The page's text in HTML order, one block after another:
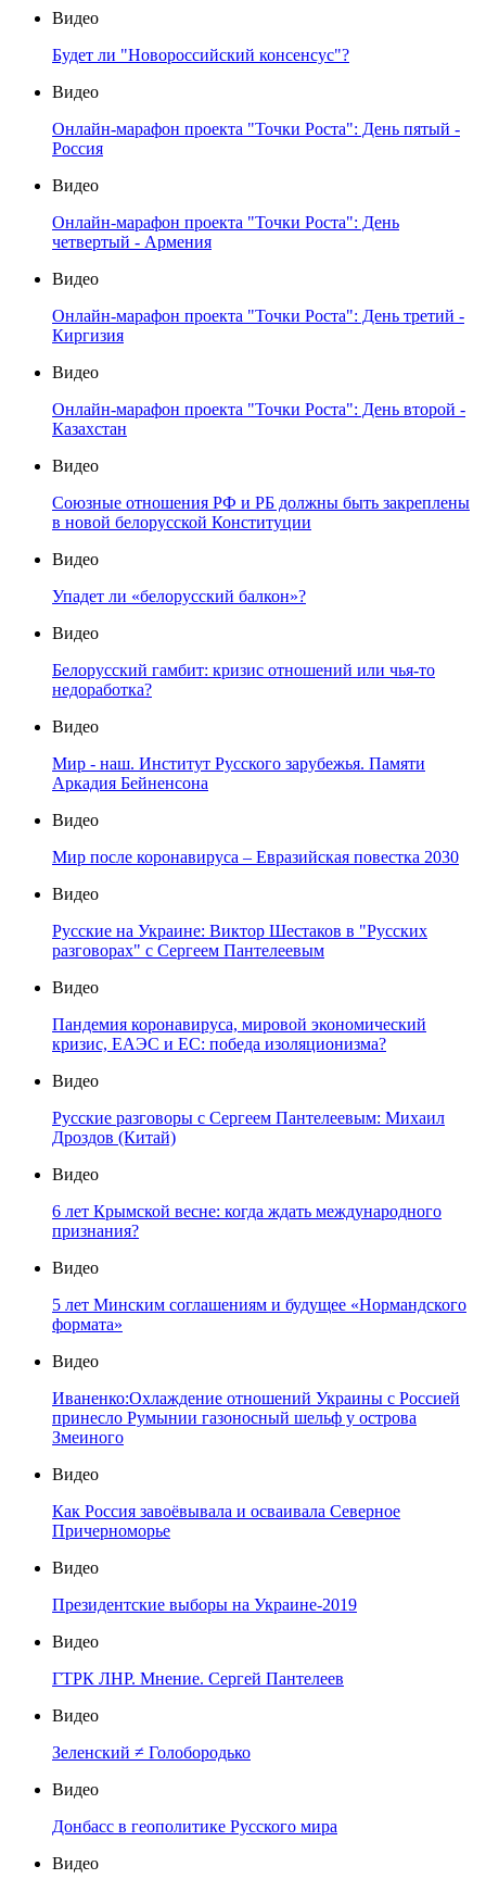
Видео
Будет ли "Новороссийский консенсус"?
Видео
Онлайн-марафон проекта "Точки Роста": День пятый -
Россия
Видео
Онлайн-марафон проекта "Точки Роста": День
четвертый - Армения
Видео
Онлайн-марафон проекта "Точки Роста": День третий -
Киргизия
Видео
Онлайн-марафон проекта "Точки Роста": День второй -
Казахстан
Видео
Союзные отношения РФ и РБ должны быть закреплены
в новой белорусской Конституции
Видео
Упадет ли «белорусский балкон»?
Видео
Белорусский гамбит: кризис отношений или чья-то
недоработка?
Видео
Мир - наш. Институт Русского зарубежья. Памяти
Аркадия Бейненсона
Видео
Мир после коронавируса – Евразийская повестка 2030
Видео
Русские на Украине: Виктор Шестаков в "Русских
разговорах" с Сергеем Пантелеевым
Видео
Пандемия коронавируса, мировой экономический
кризис, ЕАЭС и ЕС: победа изоляционизма?
Видео
Русские разговоры с Сергеем Пантелеевым: Михаил
Дроздов (Китай)
Видео
6 лет Крымской весне: когда ждать международного
признания?
Видео
5 лет Минским соглашениям и будущее «Нормандского
формата»
Видео
Иваненко:Охлаждение отношений Украины с Россией
принесло Румынии газоносный шельф у острова
Змеиного
Видео
Как Россия завоёвывала и осваивала Северное
Причерноморье
Видео
Президентские выборы на Украине-2019
Видео
ГТРК ЛНР. Мнение. Сергей Пантелеев
Видео
Зеленский ≠ Голобородько
Видео
Донбасс в геополитике Русского мира
Видео